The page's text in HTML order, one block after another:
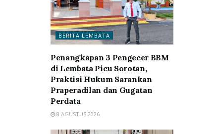
BERITA LEMBATA
Penangkapan 3 Pengecer BBM
di Lembata Picu Sorotan,
Praktisi Hukum Sarankan
Praperadilan dan Gugatan
Perdata
8 AGUSTUS 2026